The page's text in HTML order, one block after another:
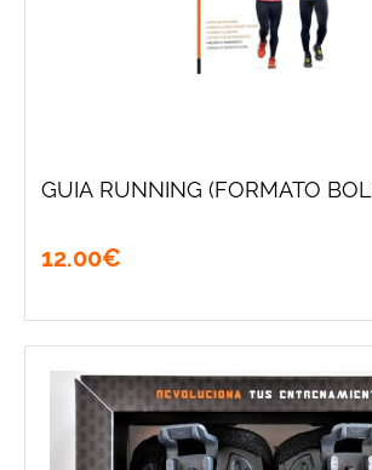
GUIA RUNNING (FORMATO
12.00€